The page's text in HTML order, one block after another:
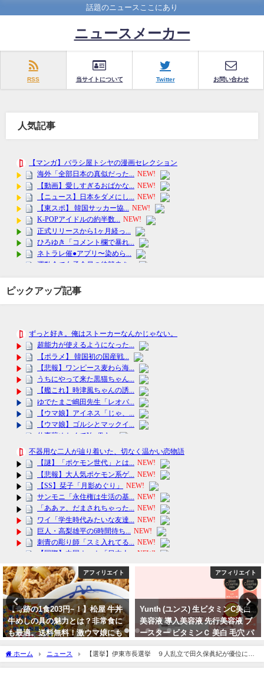
話題のニュースここにあり
ニュースメーカー
RSS 当サイトについて Twitter お問い合わせ
人気記事
ピックアップ記事
アフィリエイト
【奇跡の1食203円~！】松屋 牛丼
牛めしの具の魅力とは？非常食に
も最適。送料無料！激ウマ娘にも
好評
アフィリエイト
Yunth (ユンス) 生ビタミンC美白
美容液 導入美容液 先行美容液 ブ
ースター ビタミンＣ 美白 毛穴 パ
ラベンフ
ホーム ニュース
【選挙】伊東市長選挙 ９人乱立で田久保眞紀が優位に。
競合候補逮捕！バックにいる大物政治家の名前は